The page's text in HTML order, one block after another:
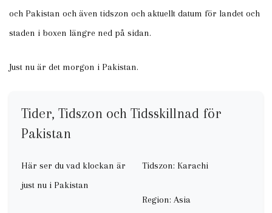
och Pakistan och även tidszon och aktuellt datum för landet och
staden i boxen längre ned på sidan.
Just nu är det morgon i Pakistan.
Tider, Tidszon och Tidsskillnad för
Pakistan
Här ser du vad klockan är
just nu i Pakistan
Tidszon: Karachi
Region: Asia